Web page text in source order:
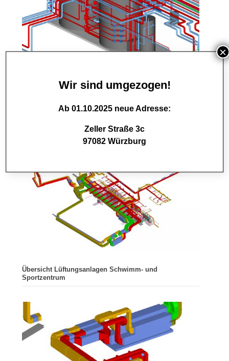
Pufferschichtungsspeicher 2 x 5000 l und
Übersicht Lüftungsanlagen Schwimm- und
Sportzentrum
Wir sind umgezogen!
Ab 01.10.2025 neue Adresse:
Zeller Straße 3c
97082 Würzburg
×